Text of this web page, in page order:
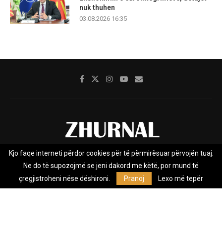
nuk thuhen
03.08.2026 16:35
Rreth nesh Impresumi Marketing
Privacy Policy
Zhurnal.mk është Agjenci e Lajmeve e pavarur, e themeluar në vitin
Kjo faqe interneti përdor cookies për të përmirësuar përvojën tuaj.
Ne do të supozojmë se jeni dakord me këtë, por mund të
çregjistroheni nëse dëshironi.
Pranoj Lexo më tepër